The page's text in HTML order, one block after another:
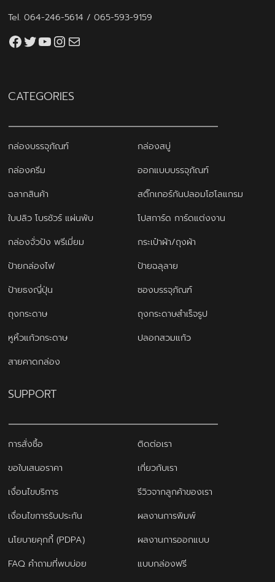
Tel.064-246-5614 /065-593-9159
Facebook
Twitter
YouTube
Instagram
thaiprintshop.aw@gmail.com
CATEGORIES
กล่องบรรจุภัณฑ์
กล่องสบู่
กล่องครีม
ออกแบบบรรจุภัณฑ์
ฉลากสินค้า
สติ๊กเกอร์กันปลอมโฮโลแกรม
ใบปลิว โบรชัวร์ แผ่นพับ
โปสการ์ด การ์ดแต่งงาน
กล่องจั่วปัง พรีเมี่ยม
กระเป๋าผ้า/ถุงผ้า
ป้ายกล่องไฟ
ป้ายฉลุลาย
ป้ายธงญี่ปุ่น
ซองบรรจุภัณฑ์
ถุงกระดาษ
ถุงกระดาษสำเร็จรูป
หูหิ้วแก้วกระดาษ
ปลอกสวมแก้ว
สายคาดกล่อง
SUPPORT
การสั่งซื้อ
ติดต่อเรา
ขอใบเสนอราคา
เกี่ยวกับเรา
เงื่อนไขบริการ
รีวิวจากลูกค้าของเรา
เงื่อนไขการรับประกัน
ผลงานการพิมพ์
นโยบายคุกกี้ (PDPA)
ผลงานการออกแบบ
FAQ คำถามที่พบบ่อย
แบบกล่องฟรี